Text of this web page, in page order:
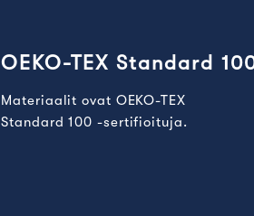
OEKO-TEX Standard
Materiaalit ovat OEKO-TEX
Standard 100 -sertifioituja.